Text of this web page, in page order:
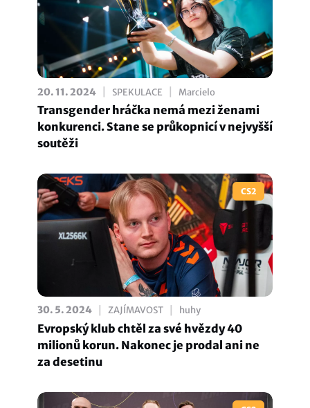
20. 11. 2024 SPEKULACE Marcielo
Transgender hráčka nemá mezi ženami
konkurenci. Stane se průkopnicí v nejvyšší
soutěži
CS2
30. 5. 2024 ZAJÍMAVOST huhy
Evropský klub chtěl za své hvězdy 40
milionů korun. Nakonec je prodal ani ne
za desetinu